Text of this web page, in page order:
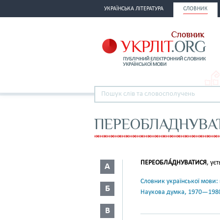
УКРАЇНСЬКА ЛІТЕРАТУРА СЛОВНИК
А
Б
В
ПЕРЕОБЛА́ДНУВАТИСЯ,
Словник української
Наукова думка,